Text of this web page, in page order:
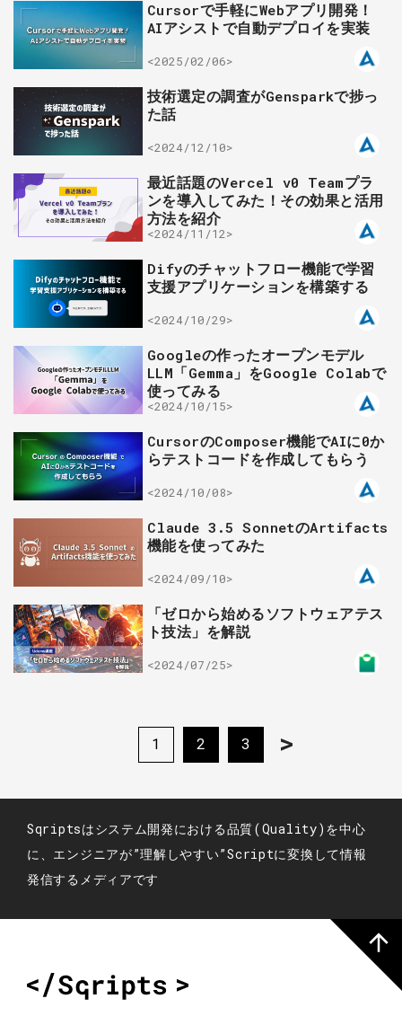
Cursorで手軽にWebアプリ開発！
AIアシストで自動デプロイを実装
<2025/02/06>
技術選定の調査がGensparkで捗っ
た話
<2024/12/10>
最近話題のVercel v0 Teamプラ
ンを導入してみた！その効果と活用
方法を紹介
<2024/11/12>
Difyのチャットフロー機能で学習
支援アプリケーションを構築する
<2024/10/29>
Googleの作ったオープンモデル
LLM「Gemma」をGoogle Colabで
使ってみる
<2024/10/15>
CursorのComposer機能でAIに0か
らテストコードを作成してもらう
<2024/10/08>
Claude 3.5 SonnetのArtifacts
機能を使ってみた
<2024/09/10>
「ゼロから始めるソフトウェアテス
ト技法」を解説
<2024/07/25>
1 2 3 >
Sqriptsはシステム開発における品質(Quality)を中心
に、エンジニアが”理解しやすい”Scriptに変換して情報
発信するメディアです